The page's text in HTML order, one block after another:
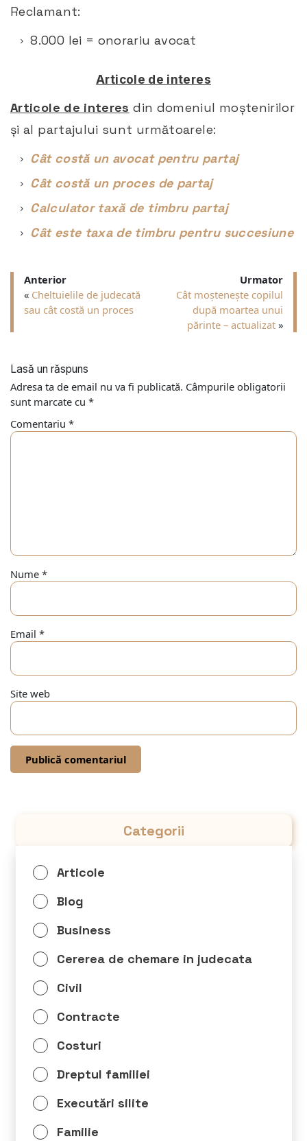
Reclamant:
8.000 lei = onorariu avocat
Articole de interes
Articole de interes din domeniul moștenirilor
și al partajului sunt următoarele:
Cât costă un avocat pentru partaj
Cât costă un proces de partaj
Calculator taxă de timbru partaj
Cât este taxa de timbru pentru succesiune
Anterior
« Cheltuielile de judecată
sau cât costă un proces
Urmator
Cât moștenește copilul
după moartea unui
părinte – actualizat »
Lasă un răspuns
Adresa ta de email nu va fi publicată. Câmpurile obligatorii
sunt marcate cu *
Comentariu *
Nume *
Email *
Site web
Categorii
Articole
Blog
Business
Cererea de chemare in judecata
Civil
Contracte
Costuri
Dreptul familiei
Executări silite
Familie